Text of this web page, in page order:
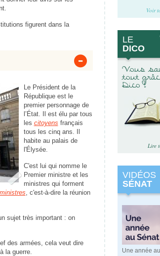
figurent dans la
Le Président de la
République est le
premier personnage de
l’État. Il est élu par tous
les citoyens français
tous les cinq ans. Il
habite au palais de
l'Élysée.
C'est lui qui nomme le
Premier ministre et les
ministres qui forment
, c'est-à-dire la réunion
sujet très important : on
des armées, cela veut dire
la guerre.
Voir
LE
DICO
Vous
tout
Dico !
Lire
VIDÉOS
SÉNAT
Une année